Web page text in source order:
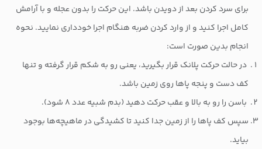
برای سرد کردن بعد از دویدن باشد. این حرکت را بدون عجله و با آرامش
کامل اجرا کنید و از وارد کردن ضربه هنگام اجرا خودداری نمایید. نحوه
انجام بدین صورت است:
در حالت حرکت پلانک قرار بگیرید، یعنی رو به شکم قرار گرفته و تنها
کف دست و پنجه پاها روی زمین باشد.
باسن را رو به بالا و عقب حرکت دهید (بدم شبیه عدد ۸ شود).
سپس کف پاها را از زمین جدا کنید تا کشیدگی در ماهیچه‌ها بوجود
بیاید.